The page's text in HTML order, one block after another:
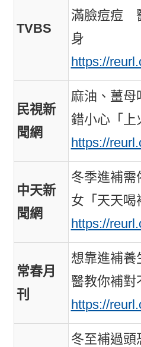
TVBS
滿臉痘痘
身
https://
民視新
聞網
麻油、薑母
錯小心「上
https://
中天新
聞網
冬季進補需
女「天天喝
https://
常春月
刊
想靠進補養
醫教你補對
https://
冬至補過頭